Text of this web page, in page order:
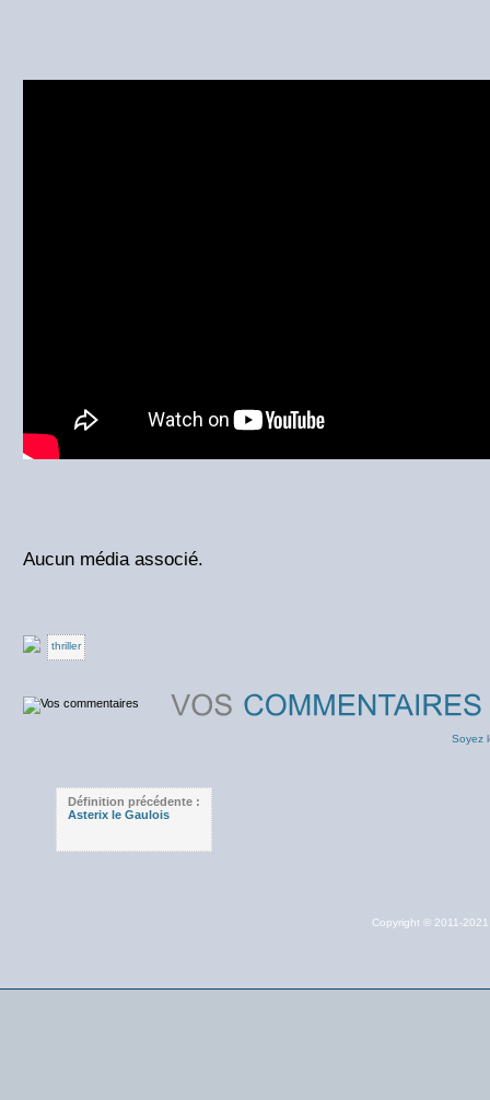
Aucun média associé.
thriller
Soyez
Définition précédente :
Asterix le Gaulois
Copyright © 2011-